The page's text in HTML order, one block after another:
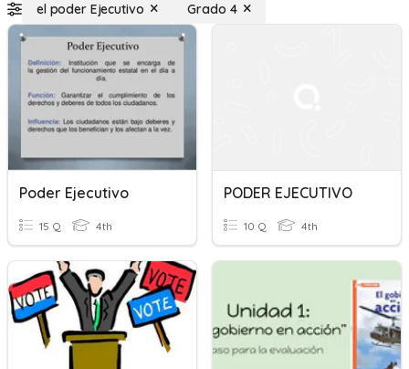
el poder Ejecutivo Grado 4
Poder Ejecutivo
15 Q 4th
PODER EJECUTIVO
10 Q 4th